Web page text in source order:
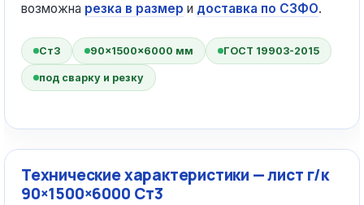
возможна резка в размер и доставка по СЗФО.
Ст3 90×1500×6000 мм ГОСТ 19903-2015
под сварку и резку
Технические характеристики — лист г/к
90×1500×6000 Ст3